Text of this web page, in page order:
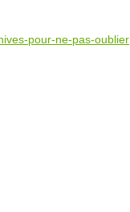
pour-ne-pas-oublier